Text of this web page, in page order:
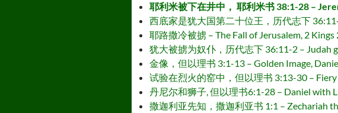
耶利米被下在井中， 耶利米书 38:1-28 –
西底家是犹大国第二十位王，历代志下
耶路撒冷被掳 – The Fall of Jerusalem, 2 Kings
犹大被掳为奴仆，历代志下 36:11-2 – Judah
金像，但以理书 3:1-13 – Golden Image,
试验在烈火的窑中，但以理书 3:13-30 –
丹尼尔和狮子, 但以理书6:1-28 – Daniel with
撒迦利亚先知，撒迦利亚书 1:1 – Zechariah